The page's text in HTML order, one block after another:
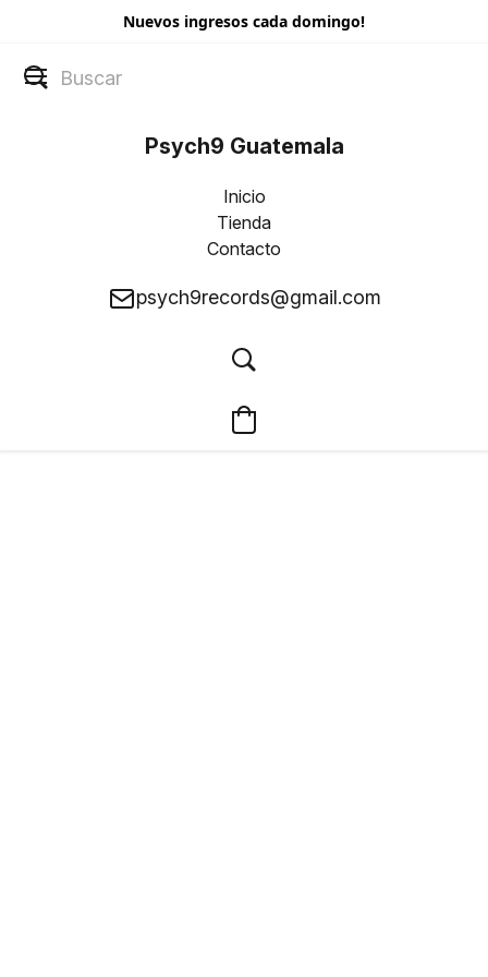
Nuevos ingresos cada domingo!
Psych9 Guatemala
Inicio
Tienda
Contacto
psych9records@gmail.com